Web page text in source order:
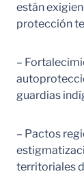
están
protección
–
guardias
– Pactos
territoriales